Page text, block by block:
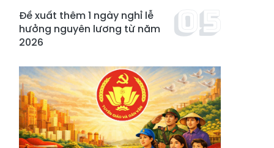
Đề xuất thêm 1 ngày nghỉ lễ
hưởng nguyên lương từ năm
2026